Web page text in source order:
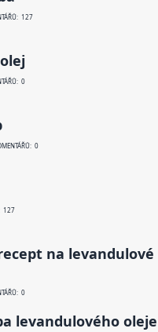
127
0
0
127
na levandulové
0
levandulového oleje